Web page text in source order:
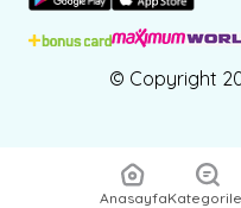
Anasayfa
© Copyright